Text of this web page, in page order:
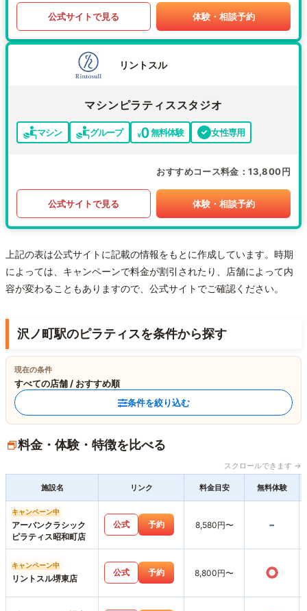
公式サイトで見る 体験・相談予約
リントスル
マシンピラティススタジオ
マシン グループ 無料体験 女性専用
おすすめコース料金 13,800円
公式サイトで見る 体験・相談予約
上記の表は公式サイトに記載の情報をもとに作成しています。時期
によっては、キャンペーンで料金が割引されたり、店舗によって内
容が変わることもありますので、公式サイトでご確認ください。
沢ノ町駅のピラティスを条件から探す
現在の条件
すべての店舗 / おすすめ順
条件を絞り込む
料金・体験・特徴を比べる
スクロールできます →
施設名 リンク 料金目安 無料体験
キャンペーン中
アーバンクラシック
ピラティス昭和町店
公式 予約 8,580円〜 -
キャンペーン中
リントスル堺東店
公式 予約 8,800円〜 ○